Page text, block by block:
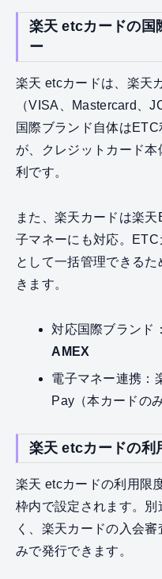
楽天 etcカードの国
ー
楽天 etcカードは、楽天
（VISA、Mastercard、
国際ブランド自体は
が、クレジットカード
利です。
また、楽天カードは楽
子マネーにも対応。
として一括管理できる
きます。
対応国際ブランド
AMEX
電子マネー連携：
Pay（本カードのみ
楽天 etcカードの利
楽天 etcカードの利用限
枠内で設定されます。
く、楽天カードの入会
みで発行できます。